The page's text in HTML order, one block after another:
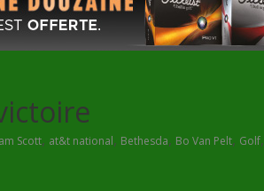
Scott, at&t national, Bethesda, Bo Van Pelt, Golf,